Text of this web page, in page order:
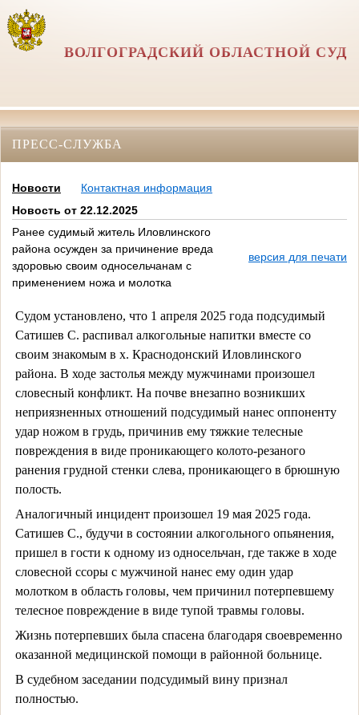
ВОЛГОГРАДСКИЙ ОБЛАСТНОЙ СУД
ПРЕСС-СЛУЖБА
Новости
Контактная информация
Новость от 22.12.2025
Ранее судимый житель Иловлинского
района осужден за причинение вреда
здоровью своим односельчанам с
применением ножа и молотка
версия для печати
Судом установлено, что 1 апреля 2025 года подсудимый
Сатишев С. распивал алкогольные напитки вместе со
своим знакомым в х. Краснодонский Иловлинского
района. В ходе застолья между мужчинами произошел
словесный конфликт. На почве внезапно возникших
неприязненных отношений подсудимый нанес оппоненту
удар ножом в грудь, причинив ему тяжкие телесные
повреждения в виде проникающего колото-резаного
ранения грудной стенки слева, проникающего в брюшную
полость.
Аналогичный инцидент произошел 19 мая 2025 года.
Сатишев С., будучи в состоянии алкогольного опьянения,
пришел в гости к одному из односельчан, где также в ходе
словесной ссоры с мужчиной нанес ему один удар
молотком в область головы, чем причинил потерпевшему
телесное повреждение в виде тупой травмы головы.
Жизнь потерпевших была спасена благодаря своевременно
оказанной медицинской помощи в районной больнице.
В судебном заседании подсудимый вину признал
полностью.